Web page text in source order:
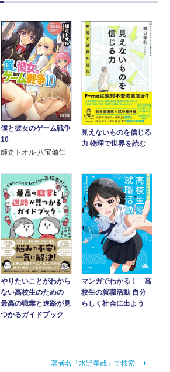
僕と彼女のゲーム戦争
10
師走トオル 八宝備仁
見えないものを信じる
力 物理で世界を読む
やりたいことがわから
ない高校生のための
最高の職業と進路が見
つかるガイドブック
マンガでわかる！ 高
校生の就職活動 自分
らしく社会に出よう
著者名「水野孝哉」で検索